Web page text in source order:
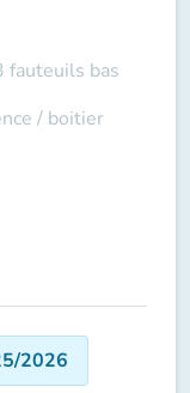
fauteuils bas
/ boitier
2026